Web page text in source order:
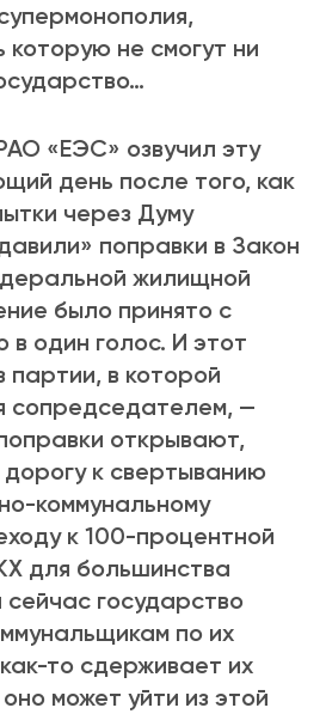
которую не смогут ни
«ЕЭС» озвучил эту
день после того, как
через Думу
поправки в Закон
жилищной
было принято с
в один голос. И этот
партии, в которой
сопредседателем, —
открывают,
к свертыванию
коммунальному
к 100-процентной
для большинства
государство
по их
то сдерживает их
может уйти из этой